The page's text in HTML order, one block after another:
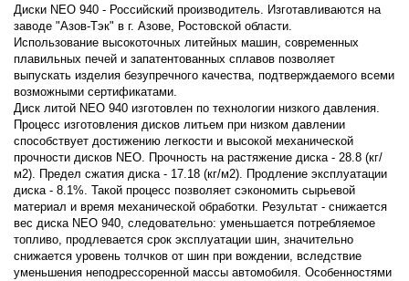
Диски NEO 940 - Российский производитель. Изготавливаются на
заводе "Азов-Тэк" в г. Азове, Ростовской области.
Использование высокоточных литейных машин, современных
плавильных печей и запатентованных сплавов позволяет
выпускать изделия безупречного качества, подтверждаемого всеми
возможными сертификатами.
Диск литой NEO 940 изготовлен по технологии низкого давления.
Процесс изготовления дисков литьем при низком давлении
способствует достижению легкости и высокой механической
прочности дисков NEO. Прочность на растяжение диска - 28.8 (кг/
м2). Предел сжатия диска - 17.18 (кг/м2). Продление эксплуатации
диска - 8.1%. Такой процесс позволяет сэкономить сырьевой
материал и время механической обработки. Результат - снижается
вес диска NEO 940, следовательно: уменьшается потребляемое
топливо, продлевается срок эксплуатации шин, значительно
снижается уровень толчков от шин при вождении, вследствие
уменьшения неподрессоренной массы автомобиля. Особенностями